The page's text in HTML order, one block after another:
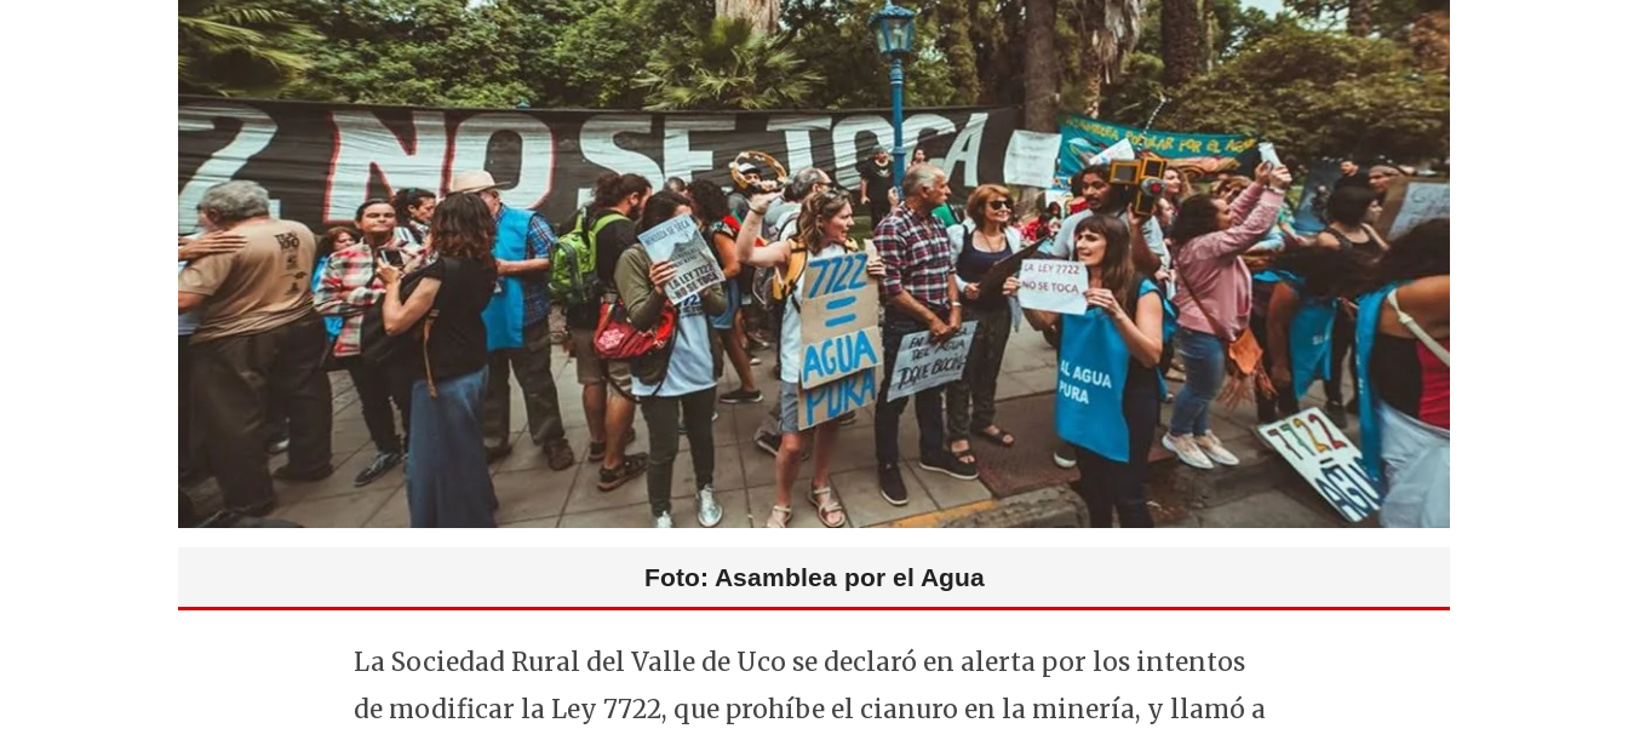
Foto: Asamblea por el Agua
La Sociedad Rural del Valle de Uco se declaró en alerta por los intentos
de modificar la Ley 7722, que prohíbe el cianuro en la minería, y llamó a